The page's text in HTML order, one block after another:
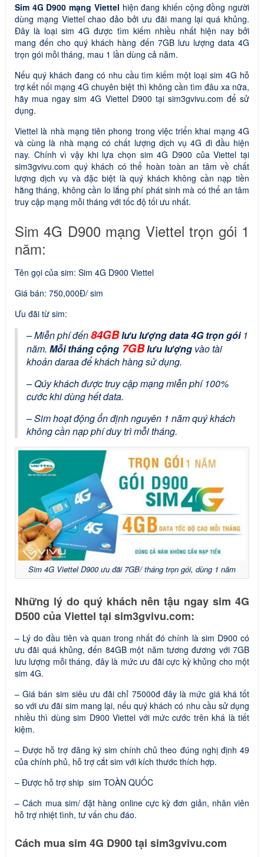
Sim 4G D900 mạng Viettel hiện đang khiến cộng đồng người
dùng mạng Viettel chao đảo bởi ưu đãi mang lại quá khủng.
Đây là loại sim 4G được tìm kiếm nhiều nhất hiện nay bởi
mang đến cho quý khách hàng đến 7GB lưu lượng data 4G
trọn gói mỗi tháng, mau 1 lần dùng cả năm.
Nếu quý khách đang có nhu cầu tìm kiếm một loại sim 4G hỗ
trợ kết nối mạng 4G chuyên biệt thì không cần tìm đâu xa nữa,
hãy mua ngay sim 4G Viettel D900 tại sim3gvivu.com để sử
dụng.
Viettel là nhà mạng tiên phong trong việc triển khai mạng 4G
và cùng là nhà mạng có chất lượng dịch vụ 4G đi đầu hiện
nay. Chính vì vậy khi lựa chọn sim 4G D900 của Viettel tại
sim3gvivu.com quý khách có thể hoàn toàn an tâm về chất
lượng dịch vụ và đặc biệt là quý khách không cần nạp tiền
hằng tháng, không cần lo lắng phí phát sinh mà có thể an tâm
truy cập mạng mỗi tháng với tốc độ tối ưu nhất.
Sim 4G D900 mạng Viettel trọn gói 1
năm:
Tên gọi của sim: Sim 4G D900 Viettel
Giá bán: 750,000Đ/ sim
Ưu đãi từ sim:
– Miễn phí đến84GBlưu lượng data 4G trọn gói1
năm. Mỗi tháng cộng 7GBlưu lượng vào tài
khoản daraa để khách hàng sử dụng.
– Qúy khách được truy cập mạng miễn phí 100%
cước khi dùng hết data.
– Sim hoạt động ổn định nguyên 1 năm quý khách
không cần nạp phí duy trì mỗi tháng.
Sim 4G Viettel D900 ưu đãi 7GB/ tháng trọn gói, dùng 1 năm
Những lý do quý khách nên tậu ngay sim 4G
D500 của Viettel tại sim3gvivu.com:
– Lý do đầu tiên và quan trong nhất đó chính là sim D900 có
ưu đãi quá khủng, đến 84GB một năm tương đương với 7GB
lưu lượng mỗi tháng, đây là mức ưu đãi cực kỳ khủng cho một
sim 4G.
– Giá bán sim siêu ưu đãi chỉ 75000đ đây là mức giá khá tốt
so với ưu đãi sim mang lại, nếu quý khách có nhu cầu sử dụng
nhiều thì dùng sim D900 Viettel với mức cước trên khá là tiết
kiệm.
– Được hỗ trợ đăng ký sim chính chủ theo đúng nghị định 49
của chính phủ, hỗ trợ cắt sim với kích thước thích hợp.
– Được hỗ trợ ship sim TOÀN QUỐC
– Cách mua sim/ đặt hàng online cực kỳ đơn giản, nhân viên
hỗ trợ nhiệt tình, tư vấn chu đáo.
Cách mua sim 4G D900 tại sim3gvivu.com